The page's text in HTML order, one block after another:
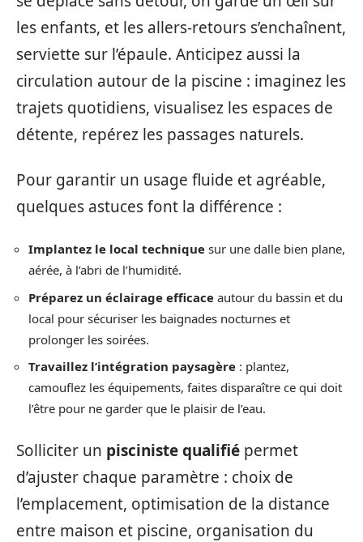
les enfants, et les allers-retours s’enchaînent,
serviette sur l’épaule. Anticipez aussi la
circulation autour de la piscine : imaginez les
trajets quotidiens, visualisez les espaces de
détente, repérez les passages naturels.
Pour garantir un usage fluide et agréable,
quelques astuces font la différence :
Implantez le local technique sur une dalle bien plane,
aérée, à l’abri de l’humidité.
Préparez un éclairage efficace autour du bassin et du
local pour sécuriser les baignades nocturnes et
prolonger les soirées.
Travaillez l’intégration paysagère : plantez,
camouflez les équipements, faites disparaître ce qui doit
l’être pour ne garder que le plaisir de l’eau.
Solliciter un pisciniste qualifié permet
d’ajuster chaque paramètre : choix de
l’emplacement, optimisation de la distance
entre maison et piscine, organisation du